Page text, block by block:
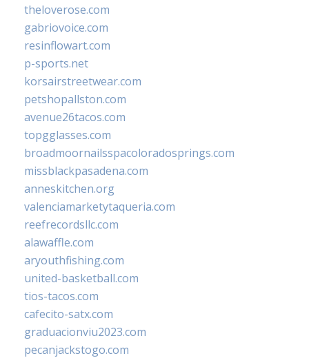
theloverose.com
gabriovoice.com
resinflowart.com
p-sports.net
korsairstreetwear.com
petshopallston.com
avenue26tacos.com
topgglasses.com
broadmoornailsspacoloradosprings.com
missblackpasadena.com
anneskitchen.org
valenciamarketytaqueria.com
reefrecordsllc.com
alawaffle.com
aryouthfishing.com
united-basketball.com
tios-tacos.com
cafecito-satx.com
graduacionviu2023.com
pecanjackstogo.com